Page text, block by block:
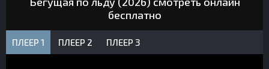
бесплатно
ПЛЕЕР 1 ПЛЕЕР 2 ПЛЕЕР 3